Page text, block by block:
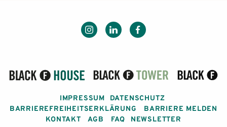
IMPRESSUM
DATENSCHUTZ
BARRIEREFREIHEITSERKLÄRUNG
BARRIERE MELDEN
KONTAKT
AGB FAQ NEWSLETTER